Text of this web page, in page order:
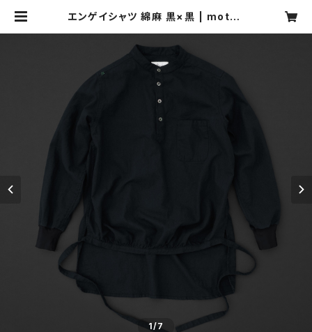
エンゲイシャツ 綿麻 黒×黒 | moton
1/7